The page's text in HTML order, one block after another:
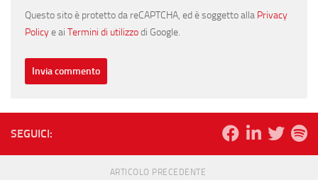
Questo sito è protetto da reCAPTCHA, ed è soggetto alla Privacy
Policye ai Termini di utilizzodi Google.
SEGUICI:
ARTICOLO PRECEDENTE